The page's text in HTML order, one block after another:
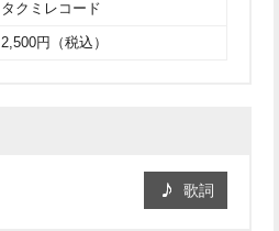
タクミレコード
2,500円（税込）
歌詞